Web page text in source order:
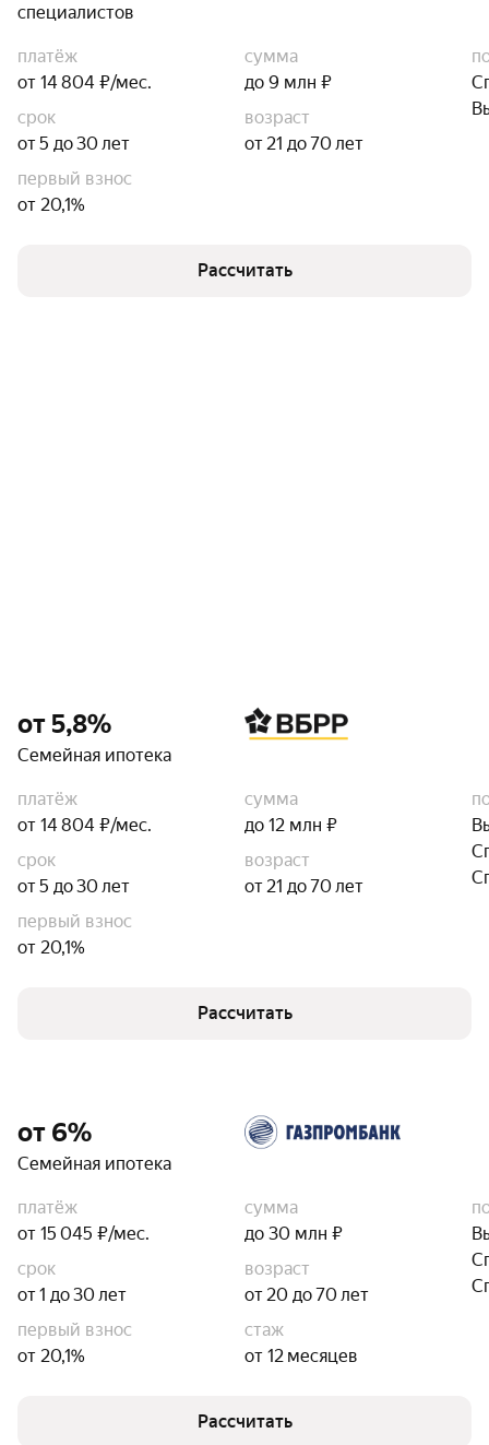
специалистов
платёж
от 14 804 ₽/мес.
сумма
до 9 млн ₽
срок
от 5 до 30 лет
возраст
от 21 до 70 лет
первый взнос
от 20,1%
Рассчитать
от 5,8%
Семейная ипотека
платёж
от 14 804 ₽/мес.
сумма
до 12 млн ₽
срок
от 5 до 30 лет
возраст
от 21 до 70 лет
первый взнос
от 20,1%
Рассчитать
от 6%
Семейная ипотека
платёж
от 15 045 ₽/мес.
сумма
до 30 млн ₽
срок
от 1 до 30 лет
возраст
от 20 до 70 лет
первый взнос
от 20,1%
стаж
от 12 месяцев
Рассчитать